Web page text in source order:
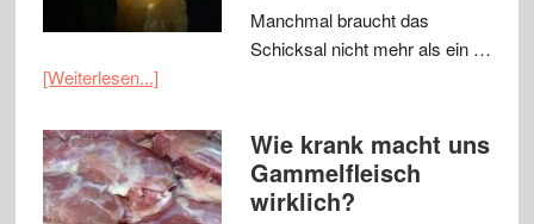
Manchmal braucht das
Schicksal nicht mehr als ein …
[Weiterlesen...]
Wie krank macht uns
Gammelfleisch
wirklich?